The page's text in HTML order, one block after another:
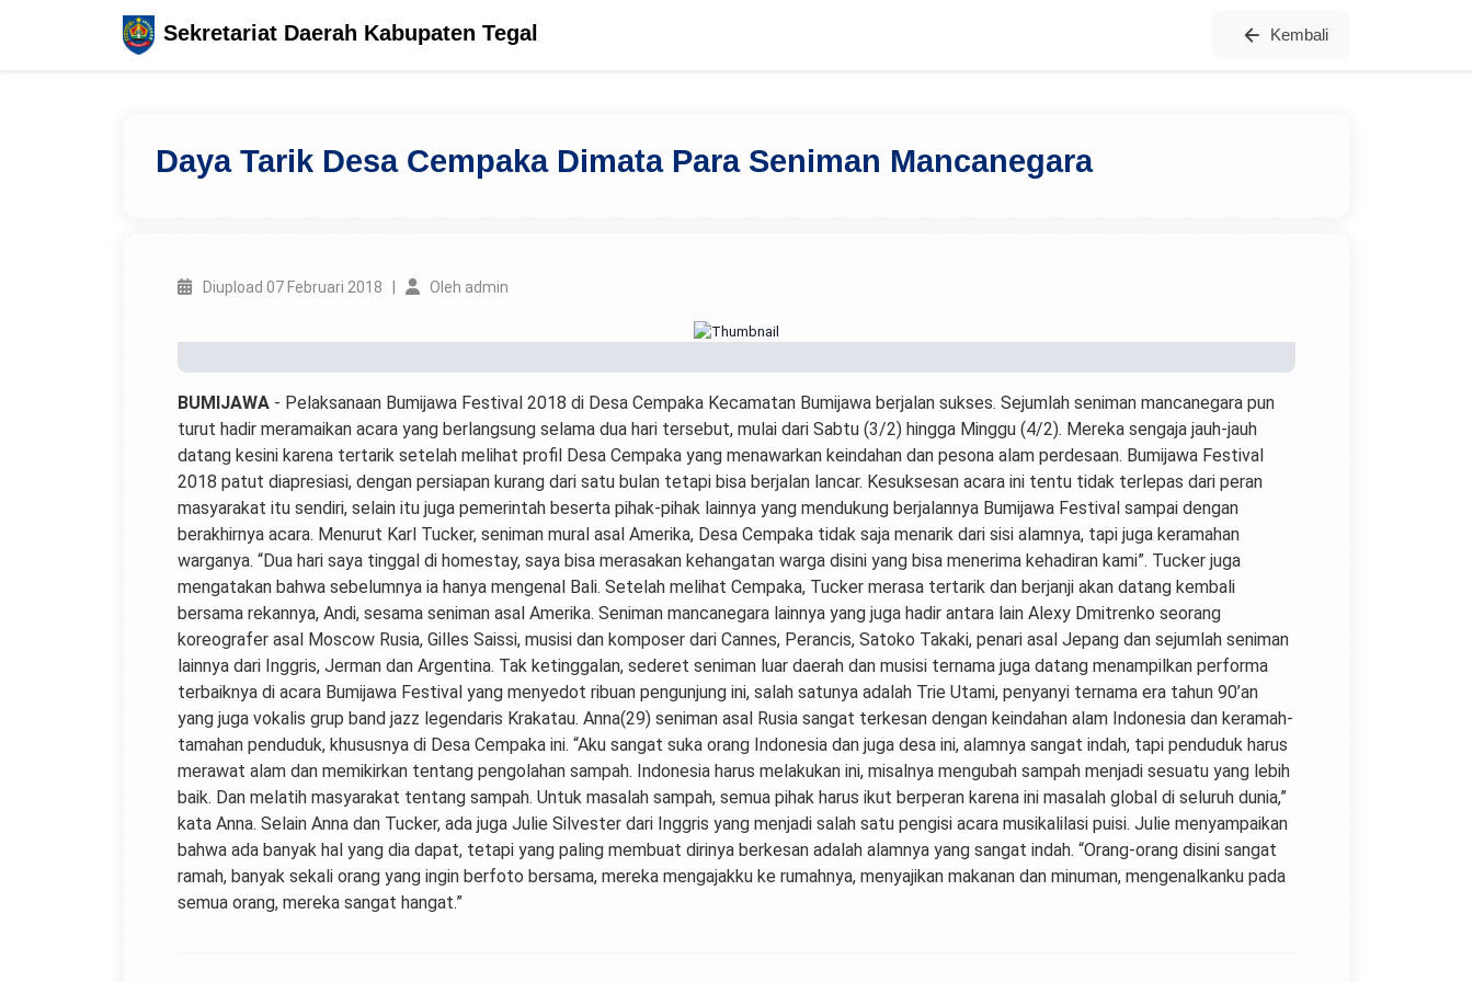
Sekretariat Daerah Kabupaten Tegal Kembali
Daya Tarik Desa Cempaka Dimata Para Seniman Mancanegara
Diupload 07 Februari 2018 | Oleh admin
BUMIJAWA - Pelaksanaan Bumijawa Festival 2018 di Desa Cempaka Kecamatan Bumijawa berjalan sukses. Sejumlah seniman mancanegara pun
turut hadir meramaikan acara yang berlangsung selama dua hari tersebut, mulai dari Sabtu (3/2) hingga Minggu (4/2). Mereka sengaja jauh-jauh
datang kesini karena tertarik setelah melihat profil Desa Cempaka yang menawarkan keindahan dan pesona alam perdesaan. Bumijawa Festival
2018 patut diapresiasi, dengan persiapan kurang dari satu bulan tetapi bisa berjalan lancar. Kesuksesan acara ini tentu tidak terlepas dari peran
masyarakat itu sendiri, selain itu juga pemerintah beserta pihak-pihak lainnya yang mendukung berjalannya Bumijawa Festival sampai dengan
berakhirnya acara. Menurut Karl Tucker, seniman mural asal Amerika, Desa Cempaka tidak saja menarik dari sisi alamnya, tapi juga keramahan
warganya. “Dua hari saya tinggal di homestay, saya bisa merasakan kehangatan warga disini yang bisa menerima kehadiran kami”. Tucker juga
mengatakan bahwa sebelumnya ia hanya mengenal Bali. Setelah melihat Cempaka, Tucker merasa tertarik dan berjanji akan datang kembali
bersama rekannya, Andi, sesama seniman asal Amerika. Seniman mancanegara lainnya yang juga hadir antara lain Alexy Dmitrenko seorang
koreografer asal Moscow Rusia, Gilles Saissi, musisi dan komposer dari Cannes, Perancis, Satoko Takaki, penari asal Jepang dan sejumlah seniman
lainnya dari Inggris, Jerman dan Argentina. Tak ketinggalan, sederet seniman luar daerah dan musisi ternama juga datang menampilkan performa
terbaiknya di acara Bumijawa Festival yang menyedot ribuan pengunjung ini, salah satunya adalah Trie Utami, penyanyi ternama era tahun 90’an
yang juga vokalis grup band jazz legendaris Krakatau. Anna(29) seniman asal Rusia sangat terkesan dengan keindahan alam Indonesia dan keramah-
tamahan penduduk, khususnya di Desa Cempaka ini. “Aku sangat suka orang Indonesia dan juga desa ini, alamnya sangat indah, tapi penduduk harus
merawat alam dan memikirkan tentang pengolahan sampah. Indonesia harus melakukan ini, misalnya mengubah sampah menjadi sesuatu yang lebih
baik. Dan melatih masyarakat tentang sampah. Untuk masalah sampah, semua pihak harus ikut berperan karena ini masalah global di seluruh dunia,”
kata Anna. Selain Anna dan Tucker, ada juga Julie Silvester dari Inggris yang menjadi salah satu pengisi acara musikalilasi puisi. Julie menyampaikan
bahwa ada banyak hal yang dia dapat, tetapi yang paling membuat dirinya berkesan adalah alamnya yang sangat indah. “Orang-orang disini sangat
ramah, banyak sekali orang yang ingin berfoto bersama, mereka mengajakku ke rumahnya, menyajikan makanan dan minuman, mengenalkanku pada
semua orang, mereka sangat hangat.”